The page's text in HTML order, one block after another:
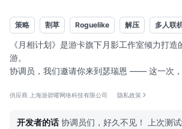
策略 割草 Roguelike 解压 多人联
《月相计划》是游卡旗下月影工作室倾力打
游。
协调员，我们邀请你来到瑟瑞恩 —— 这一次
之旅！
从擀面杖、砧板，到光剑、冲锋枪，百种风格
供应商 上海游碧曜网络科技有限公司 隐私政策
开发者的话 协调员们，好久不见！ 上次测